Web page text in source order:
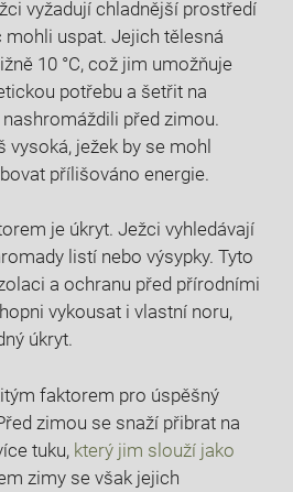
vyžadují chladnější prostředí
mohli uspat. Jejich tělesná
10 °C, což jim umožňuje
potřebu a šetřit na
před zimou.
vysoká, ježek by se mohl
přílišováno energie.
je úkryt. Ježci vyhledávají
listí nebo výsypky. Tyto
a ochranu před přírodními
vykousat i vlastní noru,
úkryt.
faktorem pro úspěšný
zimou se snaží přibrat na
tuku, který jim slouží jako
zimy se však jejich